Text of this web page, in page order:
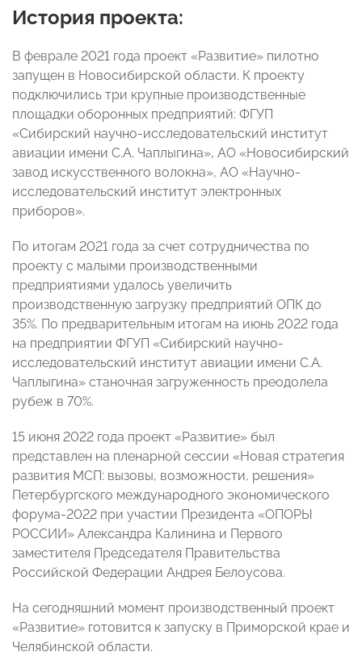
История проекта:
В феврале 2021 года проект «Развитие» пилотно
запущен в Новосибирской области. К проекту
подключились три крупные производственные
площадки оборонных предприятий: ФГУП
«Сибирский научно-исследовательский институт
авиации имени С.А. Чаплыгина», АО «Новосибирский
завод искусственного волокна», АО «Научно-
исследовательский институт электронных
приборов».
По итогам 2021 года за счет сотрудничества по
проекту с малыми производственными
предприятиями удалось увеличить
производственную загрузку предприятий ОПК до
35%. По предварительным итогам на июнь 2022 года
на предприятии ФГУП «Сибирский научно-
исследовательский институт авиации имени С.А.
Чаплыгина» станочная загруженность преодолела
рубеж в 70%.
15 июня 2022 года проект «Развитие» был
представлен на пленарной сессии «Новая стратегия
развития МСП: вызовы, возможности, решения»
Петербургского международного экономического
форума-2022 при участии Президента «ОПОРЫ
РОССИИ» Александра Калинина и Первого
заместителя Председателя Правительства
Российской Федерации Андрея Белоусова.
На сегодняшний момент производственный проект
«Развитие» готовится к запуску в Приморской крае и
Челябинской области.